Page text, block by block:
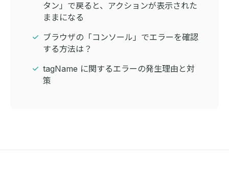
タン」で戻ると、アクションが表示された
ままになる
ブラウザの「コンソール」でエラーを確認
する方法は？
tagName に関するエラーの発生理由と対
策